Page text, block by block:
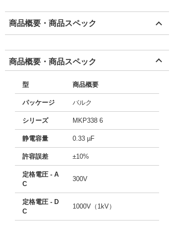
商品概要・商品スペック
商品概要・商品スペック
型 商品概要
パッケージ バルク
シリーズ MKP338 6
静電容量 0.33 µF
許容誤差 ±10%
定格電圧 - A
C
300V
定格電圧 - D
C
1000V（1kV）